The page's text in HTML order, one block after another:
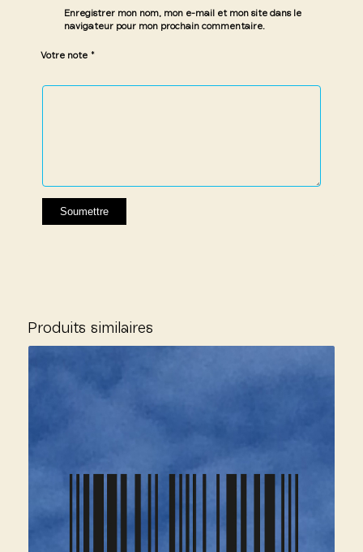
Enregistrer mon nom, mon e-mail et mon site dans le
navigateur pour mon prochain commentaire.
Votre note *
1 étoile
2 étoiles
3 étoiles
4 étoiles
5 étoiles
Produits similaires